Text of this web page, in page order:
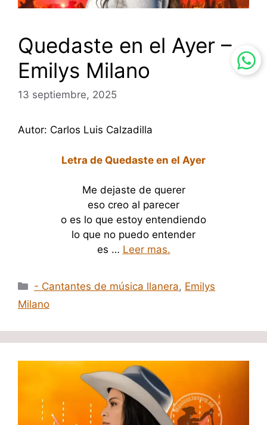
Quedaste en el Ayer –
Emilys Milano
13 septiembre, 2025
Autor: Carlos Luis Calzadilla
Letra de Quedaste en el Ayer
Me dejaste de querer
eso creo al parecer
o es lo que estoy entendiendo
lo que no puedo entender
es … Leer mas.
Categorías
- Cantantes de música llanera, Emilys
Milano